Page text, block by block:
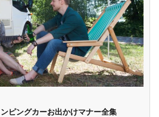
ピングカーお出かけマナー全集